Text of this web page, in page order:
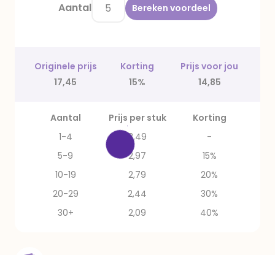
Aantal Bereken voordeel
Originele prijs Korting
Prijs voor jou
17,45
15% 14,85
Aantal Prijs per stuk
Korting
1-4
3,49
-
5-9
2,97
15%
10-19
2,79
20%
20-29
2,44
30%
30+
2,09 40%